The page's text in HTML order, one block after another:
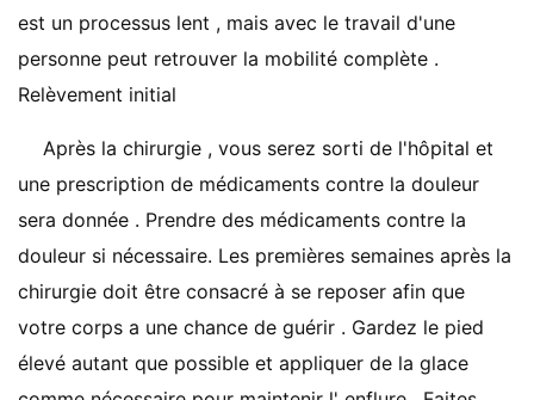
est un processus lent , mais avec le travail d'une
personne peut retrouver la mobilité complète .
Relèvement initial
Après la chirurgie , vous serez sorti de l'hôpital et
une prescription de médicaments contre la douleur
sera donnée . Prendre des médicaments contre la
douleur si nécessaire. Les premières semaines après la
chirurgie doit être consacré à se reposer afin que
votre corps a une chance de guérir . Gardez le pied
élevé autant que possible et appliquer de la glace